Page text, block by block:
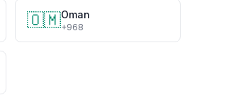
🇴🇲Oman
+968